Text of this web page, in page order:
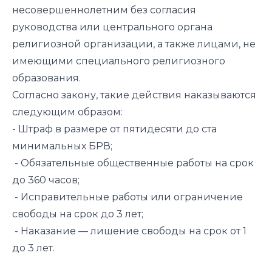
несовершеннолетним без согласия
руководства или центрального органа
религиозной организации, а также лицами, не
имеющими специального религиозного
образования.
Согласно закону, такие действия наказываются
следующим образом:
- Штраф в размере от пятидесяти до ста
минимальных БРВ;
- Обязательные общественные работы на срок
до 360 часов;
- Исправительные работы или ограничение
свободы на срок до 3 лет;
- Наказание — лишение свободы на срок от 1
до 3 лет.